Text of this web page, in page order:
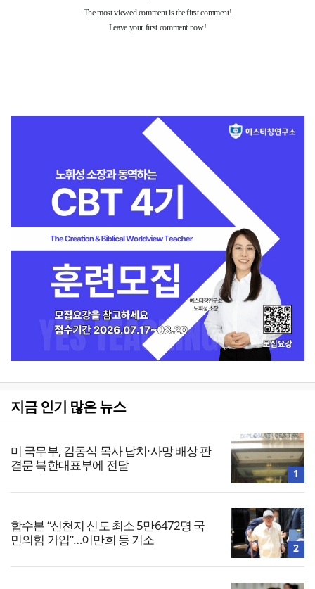
지금 인기 많은 뉴스
미 국무부, 김동식 목사 납치·사망 배상 판
결문 북한대표부에 전달
1
합수본 “신천지 신도 최소 5만6472명 국
민의힘 가입”…이만희 등 기소
2